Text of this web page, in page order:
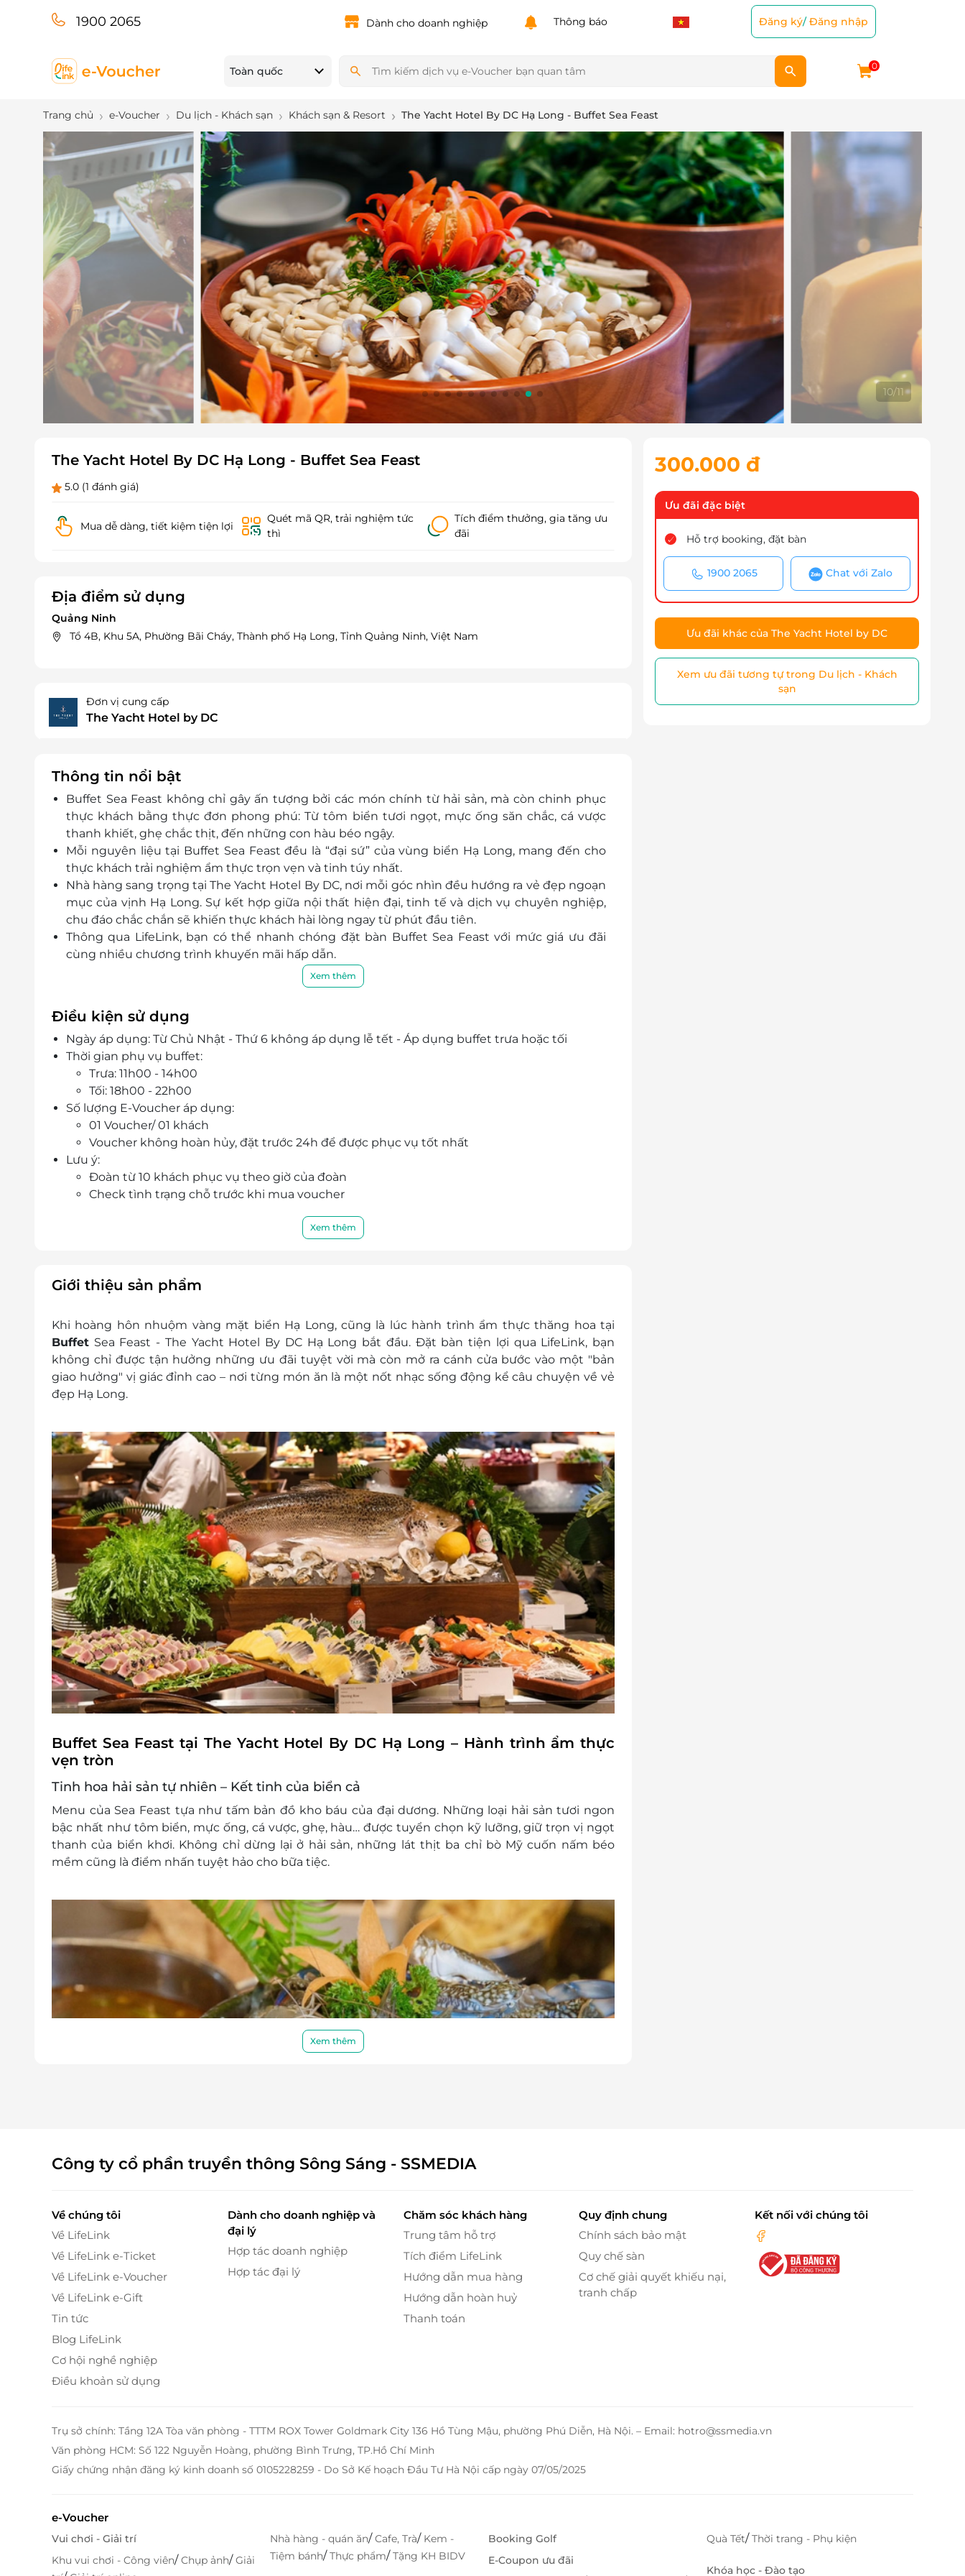
1900 2065 Dành cho doanh nghiệp Thông báo Đăng ký/Đăng nhập
Toàn quốc 0
Trang chủ e-Voucher Du lịch - Khách sạn Khách sạn & Resort The Yacht Hotel By DC Hạ Long - Buffet Sea Feast
10/11
The Yacht Hotel By DC Hạ Long - Buffet Sea Feast
5.0 (1 đánh giá)
Mua dễ dàng, tiết kiệm tiện lợi
Quét mã QR, trải nghiệm tức
thì
Tích điểm thưởng, gia tăng ưu
đãi
Địa điểm sử dụng
Quảng Ninh
Tổ 4B, Khu 5A, Phường Bãi Cháy, Thành phố Hạ Long, Tỉnh Quảng Ninh, Việt Nam
Đơn vị cung cấp
The Yacht Hotel by DC
Thông tin nổi bật
Buffet Sea Feast không chỉ gây ấn tượng bởi các món chính từ hải sản, mà còn chinh phục
thực khách bằng thực đơn phong phú: Từ tôm biển tươi ngọt, mực ống săn chắc, cá vược
thanh khiết, ghẹ chắc thịt, đến những con hàu béo ngậy.
Mỗi nguyên liệu tại Buffet Sea Feast đều là “đại sứ” của vùng biển Hạ Long, mang đến cho
thực khách trải nghiệm ẩm thực trọn vẹn và tinh túy nhất.
Nhà hàng sang trọng tại The Yacht Hotel By DC, nơi mỗi góc nhìn đều hướng ra vẻ đẹp ngoạn
mục của vịnh Hạ Long. Sự kết hợp giữa nội thất hiện đại, tinh tế và dịch vụ chuyên nghiệp,
chu đáo chắc chắn sẽ khiến thực khách hài lòng ngay từ phút đầu tiên.
Thông qua LifeLink, bạn có thể nhanh chóng đặt bàn Buffet Sea Feast với mức giá ưu đãi
cùng nhiều chương trình khuyến mãi hấp dẫn.
Xem thêm
Điều kiện sử dụng
Ngày áp dụng: Từ Chủ Nhật - Thứ 6 không áp dụng lễ tết - Áp dụng buffet trưa hoặc tối
Thời gian phụ vụ buffet:
Trưa: 11h00 - 14h00
Tối: 18h00 - 22h00
Số lượng E-Voucher áp dụng:
01 Voucher/ 01 khách
Voucher không hoàn hủy, đặt trước 24h để được phục vụ tốt nhất
Lưu ý:
Đoàn từ 10 khách phục vụ theo giờ của đoàn
Check tình trạng chỗ trước khi mua voucher
Hotline đặt bàn và tư vấn (9h00 - 20h00): 1900 2065 / 0387 881 956
Một khách hàng được mua nhiều E-Voucher/E-Coupon
E-Voucher/E-Coupon không có giá trị quy đổi thành tiền mặt, không trả lại tiền thừa
Xem thêm
Giới thiệu sản phẩm
Khi hoàng hôn nhuộm vàng mặt biển Hạ Long, cũng là lúc hành trình ẩm thực thăng hoa tại
Buffet Sea Feast - The Yacht Hotel By DC Hạ Long bắt đầu. Đặt bàn tiện lợi qua LifeLink, bạn
không chỉ được tận hưởng những ưu đãi tuyệt vời mà còn mở ra cánh cửa bước vào một "bản
giao hưởng" vị giác đỉnh cao – nơi từng món ăn là một nốt nhạc sống động kể câu chuyện về vẻ
đẹp Hạ Long.
Buffet Sea Feast tại The Yacht Hotel By DC Hạ Long – Hành trình ẩm thực
vẹn tròn
Tinh hoa hải sản tự nhiên – Kết tinh của biển cả
Menu của Sea Feast tựa như tấm bản đồ kho báu của đại dương. Những loại hải sản tươi ngon
bậc nhất như tôm biển, mực ống, cá vược, ghẹ, hàu… được tuyển chọn kỹ lưỡng, giữ trọn vị ngọt
thanh của biển khơi. Không chỉ dừng lại ở hải sản, những lát thịt ba chỉ bò Mỹ cuốn nấm béo
mềm cũng là điểm nhấn tuyệt hảo cho bữa tiệc.
Trước khi bước vào phần chính, các món khai vị như
Quốc, kim chi cải thảo, dưa góp
... sẽ nhẹ nhàng đánh thức vị giác. Mỗi món đều mang trong mình
sắc màu tươi tắn, hương vị hài hòa, dẫn dắt bạn đi từ ngạc nhiên này đến ngạc nhiên khác.
Xem thêm
300.000 đ
Ưu đãi đặc biệt
Hỗ trợ booking, đặt bàn
1900 2065 Chat với Zalo
Ưu đãi khác của The Yacht Hotel by DC
Xem ưu đãi tương tự trong Du lịch - Khách
sạn
Công ty cổ phần truyền thông Sông Sáng - SSMEDIA
Về chúng tôi
Về LifeLink
Về LifeLink e-Ticket
Về LifeLink e-Voucher
Về LifeLink e-Gift
Tin tức
Blog LifeLink
Cơ hội nghề nghiệp
Điều khoản sử dụng
Dành cho doanh nghiệp và
đại lý
Hợp tác doanh nghiệp
Hợp tác đại lý
Chăm sóc khách hàng
Trung tâm hỗ trợ
Tích điểm LifeLink
Hướng dẫn mua hàng
Hướng dẫn hoàn huỷ
Thanh toán
Quy định chung
Chính sách bảo mật
Quy chế sàn
Cơ chế giải quyết khiếu nại,
tranh chấp
Kết nối với chúng tôi
Trụ sở chính: Tầng 12A Tòa văn phòng - TTTM ROX Tower Goldmark City 136 Hồ Tùng Mậu, phường Phú Diễn, Hà Nội. – Email: hotro@ssmedia.vn
Văn phòng HCM: Số 122 Nguyễn Hoàng, phường Bình Trưng, TP.Hồ Chí Minh
Giấy chứng nhận đăng ký kinh doanh số 0105228259 - Do Sở Kế hoạch Đầu Tư Hà Nội cấp ngày 07/05/2025
e-Voucher
Vui chơi - Giải trí
Khu vui chơi - Công viên/Chụp ảnh/Giải
Nhà hàng - quán ăn/Cafe, Trà/ Kem -
Tiệm bánh/Thực phẩm/Tặng KH BIDV
Booking Golf
E-Coupon ưu đãi
Quà Tết/Thời trang - Phụ kiện
Khóa học - Đào tạo